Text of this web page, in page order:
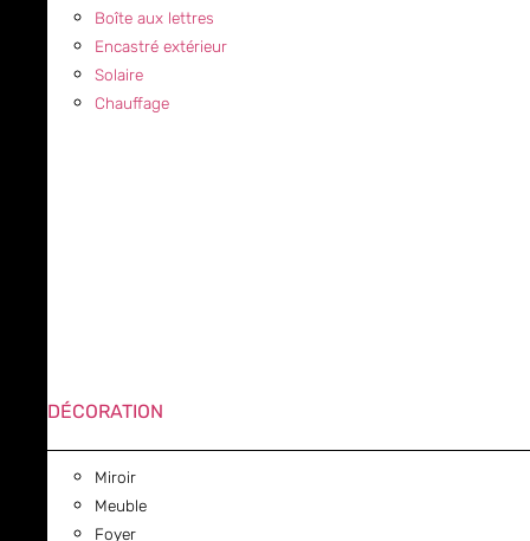
Boîte aux lettres
Encastré extérieur
Solaire
Chauffage
DÉCORATION
Miroir
Meuble
Foyer